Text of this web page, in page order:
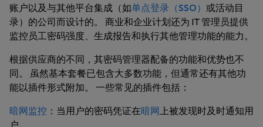
账户以及与其他平台集成（如单点登录（SSO） 或活动目
录）的公司而设计的。 商业和企业计划还为 IT 管理员提供
监控员工密码强度、生成报告和执行其他管理功能的能力。
根据供应商的不同，其密码管理器配备的功能和优势也不
同。 虽然基本套餐已包含大多数功能，但通常还有其他功
能以插件形式附加。 一些常见的插件包括：
暗网监控 ： 当用户的密码凭证在暗网上被发现时及时通知用
户。